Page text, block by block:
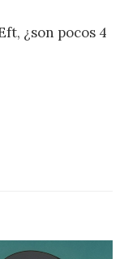
¿son pocos 4